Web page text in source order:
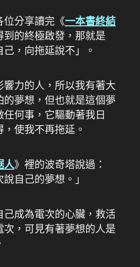
位分享讀完《一本書終結
到的終極啟發，那就是
己，向拖延說不」。
響力的人，所以我有著大
的夢想，但也就是這個夢
何事，它驅動著我日
使我不再拖延。
人》裡的波奇塔說過：
說自己的夢想。」
己成為電次的心臟，救活
次，可見有著夢想的人是